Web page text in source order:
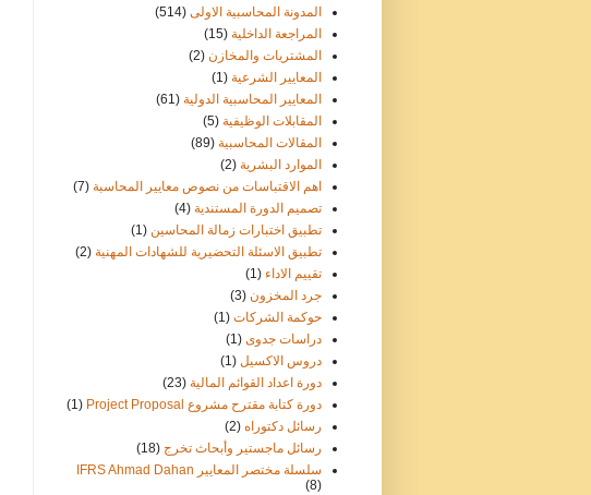
المدونة المحاسبية الاولى (514)
المراجعة الداخلية (15)
المشتريات والمخازن (2)
المعايير الشرعية (1)
المعايير المحاسبية الدولية (61)
المقابلات الوظيفية (5)
المقالات المحاسبية (89)
الموارد البشرية (2)
اهم الاقتباسات من نصوص معايير المحاسبة (7)
تصميم الدورة المستندية (4)
تطبيق اختبارات زمالة المحاسين (1)
تطبيق الاسئلة التحضيرية للشهادات المهنية (2)
تقييم الاداء (1)
جرد المخزون (3)
حوكمة الشركات (1)
دراسات جدوى (1)
دروس الاكسيل (1)
دورة اعداد القوائم المالية (23)
دورة كتابة مقترح مشروع Project Proposal
(1)
رسائل دكتوراه (2)
رسائل ماجستير وأبحاث تخرج (18)
سلسلة مختصر المعايير IFRS Ahmad Dahan
(8)